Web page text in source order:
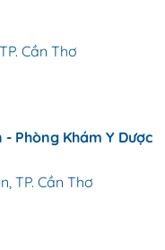
Cần Thơ
Phòng Khám Y Dược
TP. Cần Thơ